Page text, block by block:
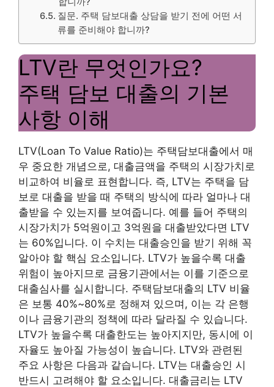
질문. 주택 담보대출 상담을 받기 전에 어떤 서
류를 준비해야 합니까?
LTV란 무엇인가요?
주택 담보 대출의 기본
사항 이해
LTV(Loan To Value Ratio)는 주택담보대출에서 매
우 중요한 개념으로, 대출금액을 주택의 시장가치로
비교하여 비율로 표현합니다. 즉, LTV는 주택을 담
보로 대출을 받을 때 주택의 방식에 따라 얼마나 대
출받을 수 있는지를 보여줍니다. 예를 들어 주택의
시장가치가 5억원이고 3억원을 대출받았다면 LTV
는 60%입니다. 이 수치는 대출승인을 받기 위해 꼭
알아야 할 핵심 요소입니다. LTV가 높을수록 대출
위험이 높아지므로 금융기관에서는 이를 기준으로
대출심사를 실시합니다. 주택담보대출의 LTV 비율
은 보통 40%~80%로 정해져 있으며, 이는 각 은행
이나 금융기관의 정책에 따라 달라질 수 있습니다.
LTV가 높을수록 대출한도는 높아지지만, 동시에 이
자율도 높아질 가능성이 높습니다. LTV와 관련된
주요 사항은 다음과 같습니다. LTV는 대출승인 시
반드시 고려해야 할 요소입니다. 대출금리는 LTV